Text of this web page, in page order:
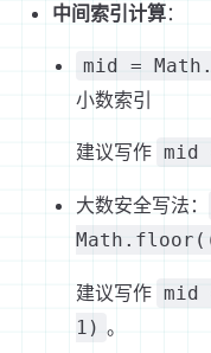
中间索引计算：
mid =
小数索引
建议写作
大数安全写法：
建议写作
1) 。